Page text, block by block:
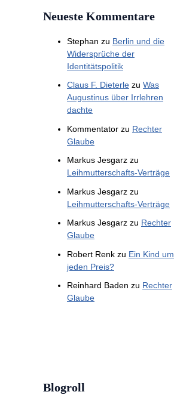
Neueste Kommentare
Stephan zu Berlin und die
Widersprüche der
Identitätspolitik
Claus F. Dieterle zu Was
Augustinus über Irrlehren
dachte
Kommentator zu Rechter
Glaube
Markus Jesgarz zu
Leihmutterschafts-Verträge
Markus Jesgarz zu
Leihmutterschafts-Verträge
Markus Jesgarz zu Rechter
Glaube
Robert Renk zu Ein Kind um
jeden Preis?
Reinhard Baden zu Rechter
Glaube
Blogroll